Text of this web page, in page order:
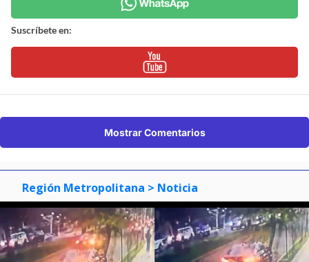
Suscríbete en:
Mostrar Comentarios
Región Metropolitana > Noticia